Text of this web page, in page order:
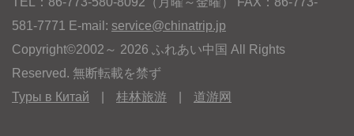
581-7771 E-mail: service@chinatrip.jp
Copyright©2002～ 2026 ふれあい中国 All Rights
Reserved. 無断転載を禁ず
Туры в Китай
桂林旅游 道游网